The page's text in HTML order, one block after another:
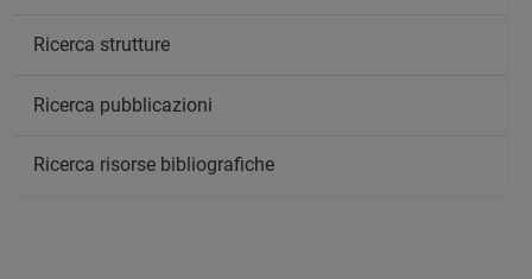
Ricerca strutture
Ricerca pubblicazioni
Ricerca risorse bibliografiche